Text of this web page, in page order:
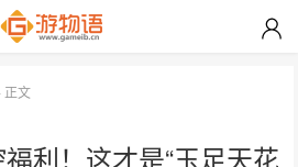
正文
利！这才是“玉足天花